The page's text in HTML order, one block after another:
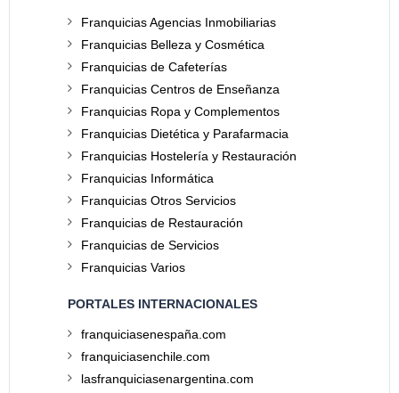
Franquicias Agencias Inmobiliarias
Franquicias Belleza y Cosmética
Franquicias de Cafeterías
Franquicias Centros de Enseñanza
Franquicias Ropa y Complementos
Franquicias Dietética y Parafarmacia
Franquicias Hostelería y Restauración
Franquicias Informática
Franquicias Otros Servicios
Franquicias de Restauración
Franquicias de Servicios
Franquicias Varios
PORTALES INTERNACIONALES
franquiciasenespaña.com
franquiciasenchile.com
lasfranquiciasenargentina.com